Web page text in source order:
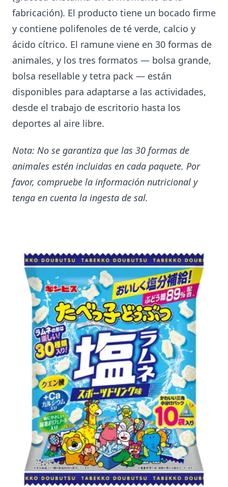
fabricación). El producto tiene un bocado firme
y contiene polifenoles de té verde, calcio y
ácido cítrico. El ramune viene en 30 formas de
animales, y los tres formatos — bolsa grande,
bolsa resellable y tetra pack — están
disponibles para adaptarse a las actividades,
desde el trabajo de escritorio hasta los
deportes al aire libre.
Nota: No se garantiza que las 30 formas de
animales estén incluidas en cada paquete. Por
favor, compruebe la información nutricional y
tenga en cuenta la ingesta de sal.